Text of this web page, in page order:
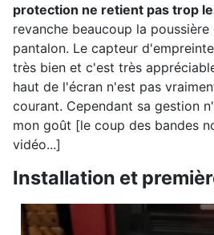
protection ne retient pas trop
revanche beaucoup la
pantalon. Le capteur
très bien et c'est très
haut de l'écran n'est pas
courant. Cependant sa gestion
mon goût [le coup des bandes
vidéo...]
Installation et